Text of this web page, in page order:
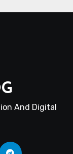
And Digital